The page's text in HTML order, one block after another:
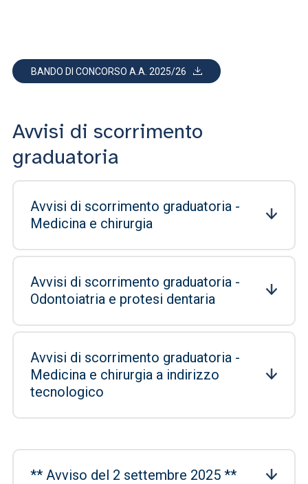
BANDO DI CONCORSO A.A. 2025/26
Avvisi di scorrimento
graduatoria
Avvisi di scorrimento graduatoria -
Medicina e chirurgia
Avvisi di scorrimento graduatoria -
Odontoiatria e protesi dentaria
Avvisi di scorrimento graduatoria -
Medicina e chirurgia a indirizzo
tecnologico
** Avviso del 2 settembre 2025 **